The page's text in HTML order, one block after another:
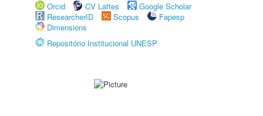
Orcid
CV Lattes
Google Scholar
ResearcherID
Scopus
Fapesp
Dimensions
Repositório Institucional UNESP